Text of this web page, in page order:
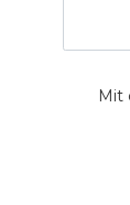
Mit